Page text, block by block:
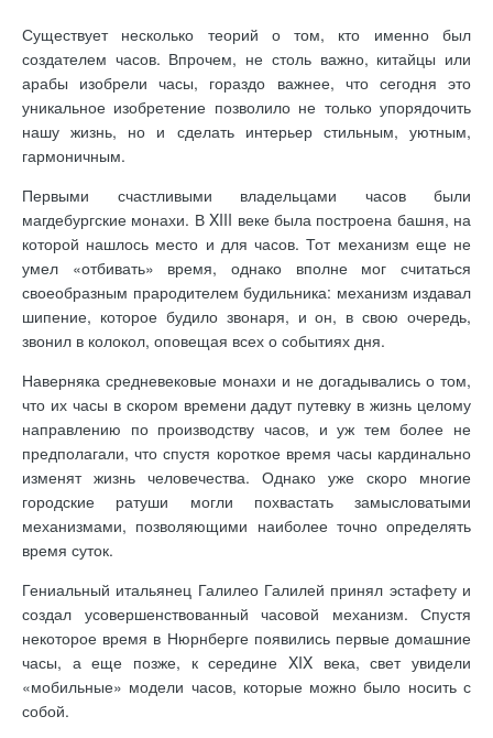
Существует несколько теорий о том, кто именно был
создателем часов. Впрочем, не столь важно, китайцы или
арабы изобрели часы, гораздо важнее, что сегодня это
уникальное изобретение позволило не только упорядочить
нашу жизнь, но и сделать интерьер стильным, уютным,
гармоничным.
Первыми счастливыми владельцами часов были
магдебургские монахи. В XIII веке была построена башня, на
которой нашлось место и для часов. Тот механизм еще не
умел «отбивать» время, однако вполне мог считаться
своеобразным прародителем будильника: механизм издавал
шипение, которое будило звонаря, и он, в свою очередь,
звонил в колокол, оповещая всех о событиях дня.
Наверняка средневековые монахи и не догадывались о том,
что их часы в скором времени дадут путевку в жизнь целому
направлению по производству часов, и уж тем более не
предполагали, что спустя короткое время часы кардинально
изменят жизнь человечества. Однако уже скоро многие
городские ратуши могли похвастать замысловатыми
механизмами, позволяющими наиболее точно определять
время суток.
Гениальный итальянец Галилео Галилей принял эстафету и
создал усовершенствованный часовой механизм. Спустя
некоторое время в Нюрнберге появились первые домашние
часы, а еще позже, к середине XIX века, свет увидели
«мобильные» модели часов, которые можно было носить с
собой.